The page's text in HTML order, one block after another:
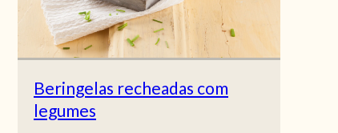
Beringelas recheadas com
legumes